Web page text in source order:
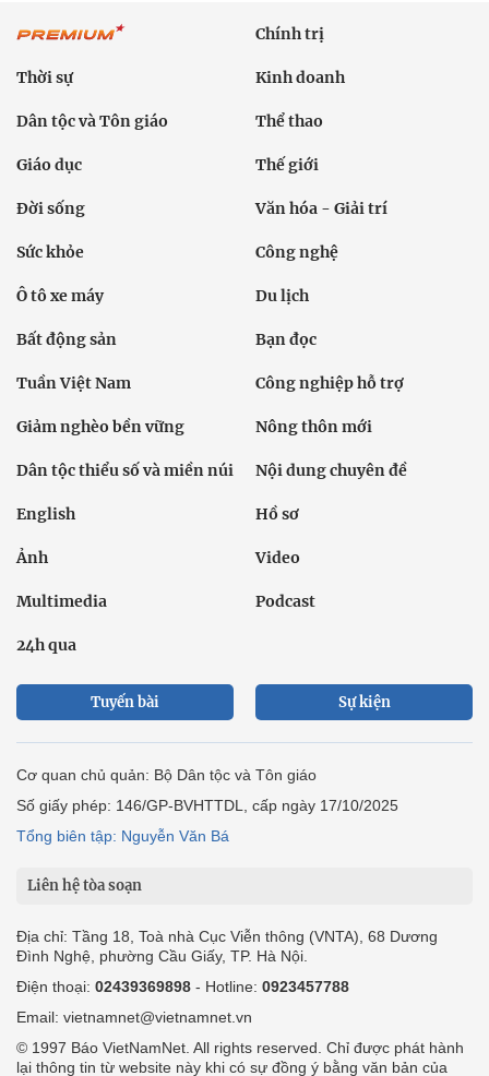
Chính trị
Thời sự Kinh doanh
Dân tộc và Tôn giáo Thể thao
Giáo dục Thế giới
Đời sống Văn hóa - Giải trí
Sức khỏe Công nghệ
Ô tô xe máy Du lịch
Bất động sản Bạn đọc
Tuần Việt Nam Công nghiệp hỗ trợ
Giảm nghèo bền vững Nông thôn mới
Dân tộc thiểu số và miền núi Nội dung chuyên đề
English Hồ sơ
Ảnh Video
Multimedia Podcast
24h qua
Tuyến bài Sự kiện
Cơ quan chủ quản: Bộ Dân tộc và Tôn giáo
Số giấy phép: 146/GP-BVHTTDL, cấp ngày 17/10/2025
Tổng biên tập: Nguyễn Văn Bá
Liên hệ tòa soạn
Địa chỉ: Tầng 18, Toà nhà Cục Viễn thông (VNTA), 68 Dương
Đình Nghệ, phường Cầu Giấy, TP. Hà Nội.
Điện thoại: 02439369898 - Hotline: 0923457788
Email: vietnamnet@vietnamnet.vn
© 1997 Báo VietNamNet. All rights reserved. Chỉ được phát hành
lại thông tin từ website này khi có sự đồng ý bằng văn bản của